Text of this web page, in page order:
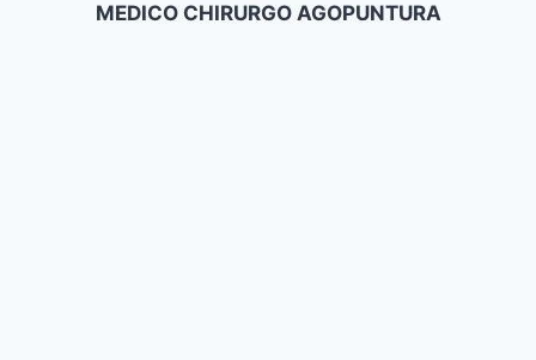
MEDICO CHIRURGO AGOPUNTURA